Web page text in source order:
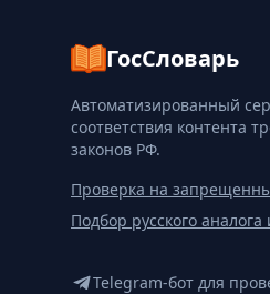
ГосСловарь
Автоматизированный
соответствия контента
законов РФ.
Проверка на
Подбор русского
Telegram-бот для